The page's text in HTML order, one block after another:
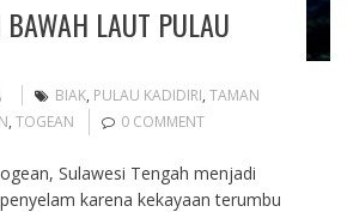
LAUT PULAU
BIAK, PULAU KADIDIRI, TAMAN
, TOGEAN 0 COMMENT
Sulawesi Tengah menjadi
karena kekayaan terumbu